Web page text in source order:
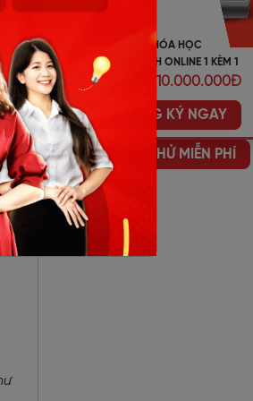
KHÓA HỌC
TIẾNG ANH ONLINE 1 KÈM 1
ƯU ĐÃI 10.000.000Đ
ĐĂNG KÝ NGAY
HỌC THỬ MIỄN PHÍ